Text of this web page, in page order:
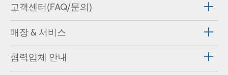
고객센터(FAQ/문의)
매장 & 서비스
협력업체 안내